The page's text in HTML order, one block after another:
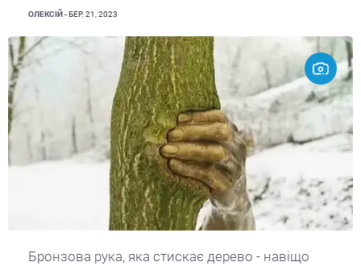
ОЛЕКСІЙ - БЕР. 21, 2023
Бронзова рука, яка стискає дерево - навіщо